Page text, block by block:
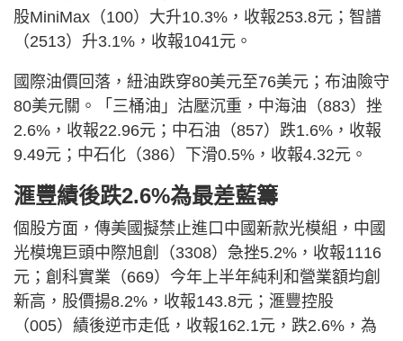
股MiniMax（100）大升10.3%，收報253.8元；智譜
（2513）升3.1%，收報1041元。
國際油價回落，紐油跌穿80美元至76美元；布油險守
80美元關。「三桶油」沽壓沉重，中海油（883）挫
2.6%，收報22.96元；中石油（857）跌1.6%，收報
9.49元；中石化（386）下滑0.5%，收報4.32元。
滙豐績後跌2.6%為最差藍籌
個股方面，傳美國擬禁止進口中國新款光模組，中國
光模塊巨頭中際旭創（3308）急挫5.2%，收報1116
元；創科實業（669）今年上半年純利和營業額均創
新高，股價揚8.2%，收報143.8元；滙豐控股
（005）績後逆市走低，收報162.1元，跌2.6%，為